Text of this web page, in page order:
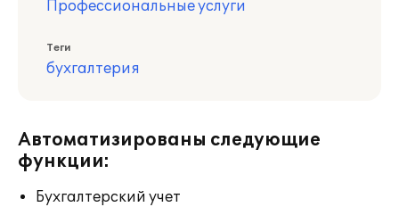
Профессиональные услуги
Теги
бухгалтерия
Автоматизированы следующие
функции:
Бухгалтерский учет